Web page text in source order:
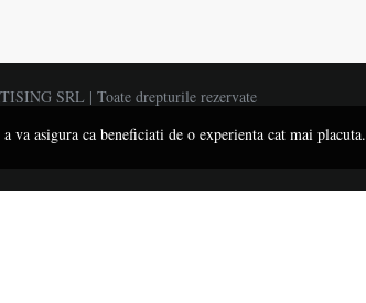
SRL | Toate drepturile rezervate
va asigura ca beneficiati de o experienta cat mai placuta.